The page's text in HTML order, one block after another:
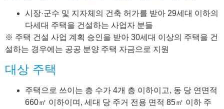
시장·군수 및 지자체의 건축 허가를 받아 29세대 이하의
다세대 주택을 건설하는 사업자 분들
※ 주택 건설 사업 계획 승인을 받아 30세대 이상의 주택을 건
설하는 경우에는 공공 분양 주택 자금으로 지원
대상 주택
주택으로 쓰이는 층 수가 4개 층 이하이고, 동 당 연면적
660㎡ 이하이며, 세대 당 주거 전용 면적 85㎡ 이하 주